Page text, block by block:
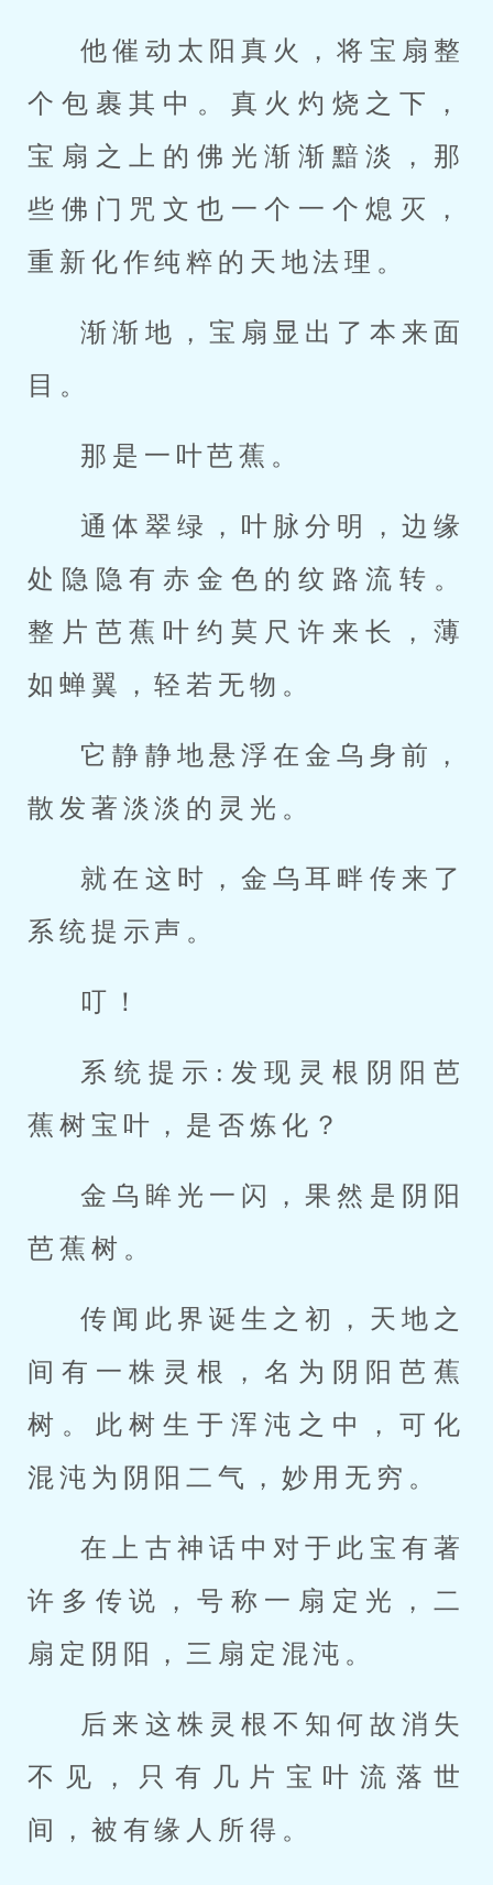
他催动太阳真火，将宝扇整
个包裹其中。真火灼烧之下，
宝扇之上的佛光渐渐黯淡，那
些佛门咒文也一个一个熄灭，
重新化作纯粹的天地法理。
渐渐地，宝扇显出了本来面
目。
那是一叶芭蕉。
通体翠绿，叶脉分明，边缘
处隐隐有赤金色的纹路流转。
整片芭蕉叶约莫尺许来长，薄
如蝉翼，轻若无物。
它静静地悬浮在金乌身前，
散发著淡淡的灵光。
就在这时，金乌耳畔传来了
系统提示声。
叮！
系统提示:发现灵根阴阳芭
蕉树宝叶，是否炼化？
金乌眸光一闪，果然是阴阳
芭蕉树。
传闻此界诞生之初，天地之
间有一株灵根，名为阴阳芭蕉
树。此树生于浑沌之中，可化
混沌为阴阳二气，妙用无穷。
在上古神话中对于此宝有著
许多传说，号称一扇定光，二
扇定阴阳，三扇定混沌。
后来这株灵根不知何故消失
不见，只有几片宝叶流落世
间，被有缘人所得。